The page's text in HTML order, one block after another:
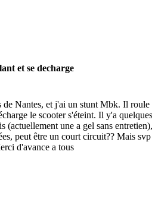
et se decharge
Nantes, et j'ai un stunt Mbk. Il
le scooter s'éteint. Il y'a
(actuellement une a gel sans
peut être un court circuit?? Mais
d'avance a tous